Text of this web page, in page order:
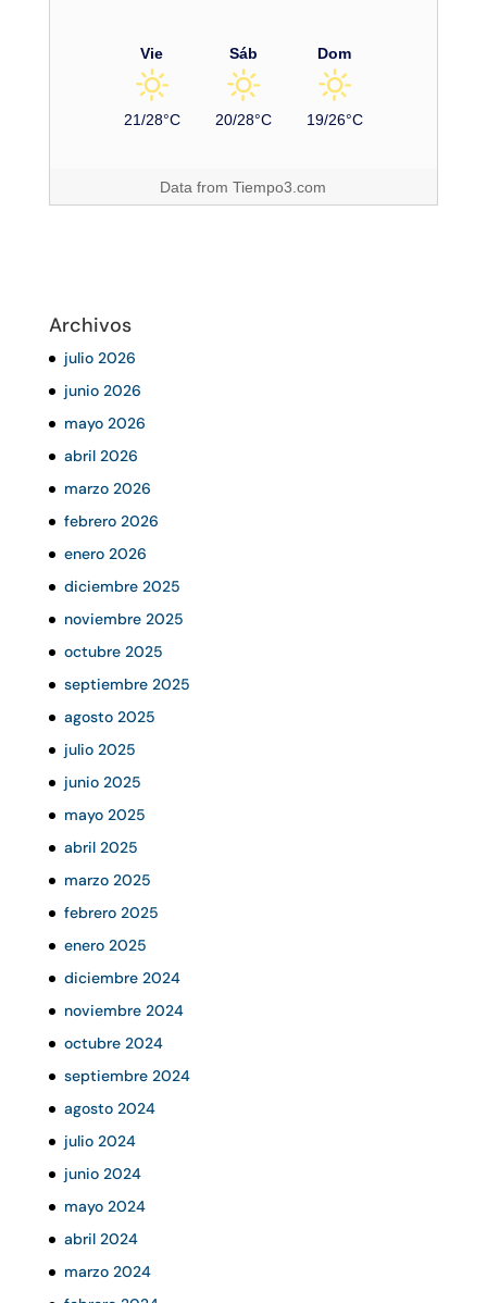
Vie
21/28°C
Sáb
20/28°C
Dom
19/26°C
Data fromTiempo3.com
Archivos
julio 2026
junio 2026
mayo 2026
abril 2026
marzo 2026
febrero 2026
enero 2026
diciembre 2025
noviembre 2025
octubre 2025
septiembre 2025
agosto 2025
julio 2025
junio 2025
mayo 2025
abril 2025
marzo 2025
febrero 2025
enero 2025
diciembre 2024
noviembre 2024
octubre 2024
septiembre 2024
agosto 2024
julio 2024
junio 2024
mayo 2024
abril 2024
marzo 2024